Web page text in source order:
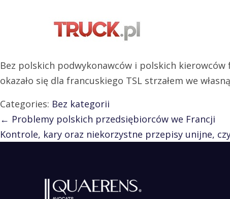
Bez polskich podwykonawców i polskich
okazało się dla francuskiego TSL strzałem we
Categories: Bez kategorii
Nawigacja
← Problemy polskich przedsiębiorców we Francji
Kontrole, kary oraz niekorzystne przepisy unijne,